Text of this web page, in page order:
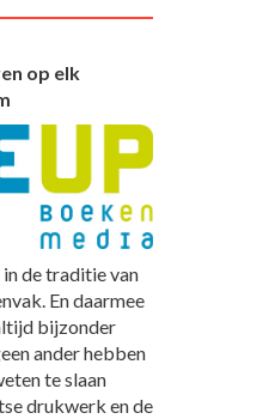
op elk
de traditie van
En daarmee
bijzonder
ander hebben
te slaan
drukwerk en de